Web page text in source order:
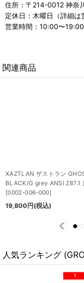
住所：〒214-0012 神奈
定休日：木曜日（詳細は
営業時間：10:00〜19:00
関連商品
XAZTLAN ザストラン
BLACK/G grey ANSI Z87.1
[0002-006-000]
19,800 円 (税込)
人気ランキング
1